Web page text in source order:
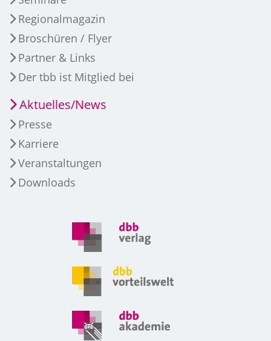
Regionalmagazin
Broschüren / Flyer
Partner & Links
Der tbb ist Mitglied bei
Aktuelles/News
Presse
Karriere
Veranstaltungen
Downloads